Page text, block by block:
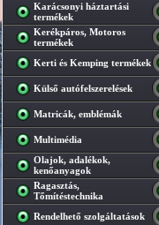
Karácsonyi háztartási
termékek
Kerékpáros, Motoros
termékek
Kerti és Kemping termékek
Külső autófelszerelések
Matricák, emblémák
Multimédia
Olajok, adalékok,
kenőanyagok
Ragasztás,
Tőmítéstechnika
Rendelhető szolgáltatások